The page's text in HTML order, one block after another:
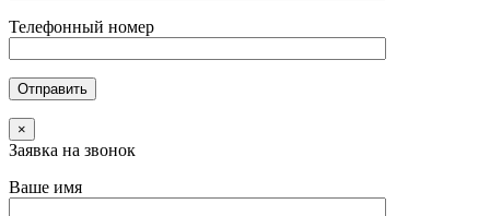
Телефонный номер
×
Заявка на звонок
Ваше имя